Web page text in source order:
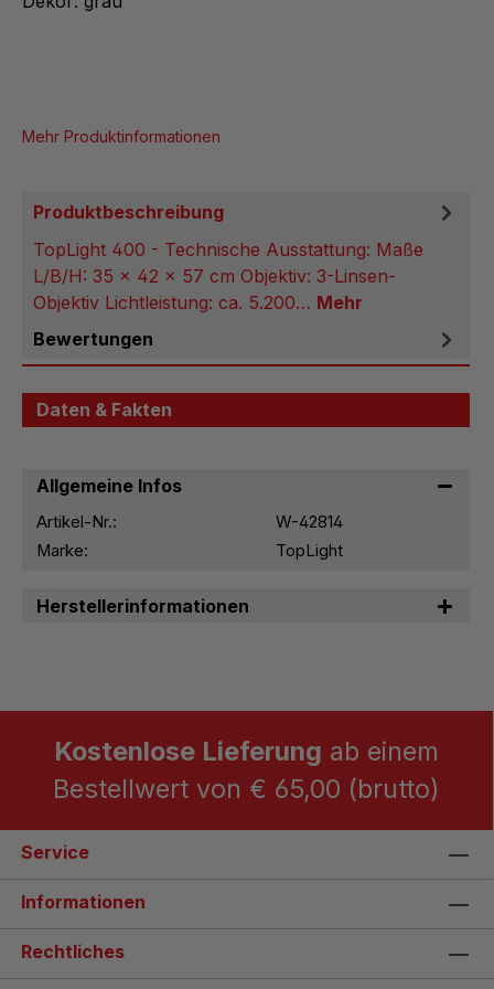
Mehr Produktinformationen
Produktbeschreibung
TopLight 400 - Technische Ausstattung: Maße
L/B/H: 35 x 42 x 57 cm Objektiv: 3-Linsen-
Objektiv Lichtleistung: ca. 5.200… Mehr
Bewertungen
Daten & Fakten
Allgemeine Infos
Artikel-Nr.:
W-42814
Marke:
TopLight
Herstellerinformationen
Kostenlose Lieferung ab einem
Bestellwert von € 65,00 (brutto)
Service
Informationen
Rechtliches